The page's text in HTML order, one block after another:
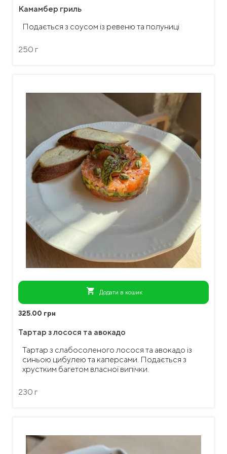
Камамбер гриль
Подається з соусом із ревеню та полуниці
250 г
shopping_cart Додати в кошик
325.00 грн
Тартар з лосося та авокадо
Тартар з слабосоленого лосося та авокадо із
синьою цибулею та каперсами. Подається з
хрустким багетом власної випічки.
230 г